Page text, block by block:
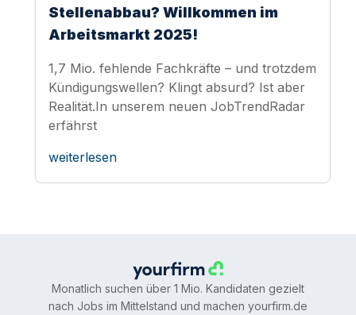
Stellenabbau? Willkommen im
Arbeitsmarkt 2025!
1,7 Mio. fehlende Fachkräfte – und trotzdem
Kündigungswellen? Klingt absurd? Ist aber
Realität.In unserem neuen JobTrendRadar
erfährst
weiterlesen
Monatlich suchen über 1 Mio. Kandidaten gezielt
nach Jobs im Mittelstand und machen yourfirm.de